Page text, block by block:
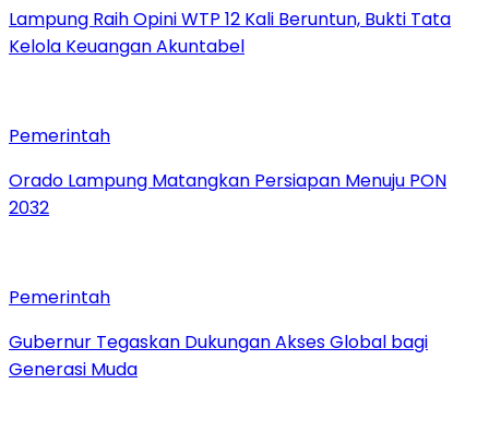
Lampung Raih Opini WTP 12 Kali Beruntun, Bukti Tata
Kelola Keuangan Akuntabel
Pemerintah
Orado Lampung Matangkan Persiapan Menuju PON
2032
Pemerintah
Gubernur Tegaskan Dukungan Akses Global bagi
Generasi Muda